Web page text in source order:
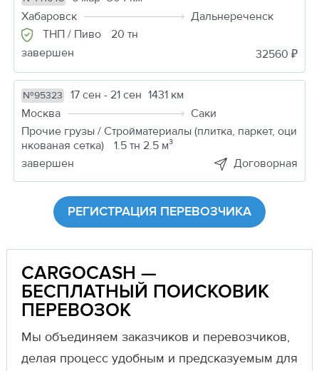
Хабаровск
Дальнереченск
ТНП / Пиво
20 тн
завершен
32560 ₽
№95323 17 сен - 21 сен 1431 км
Москва
Саки
Прочие грузы / Стройматериалы (плитка, паркет, оци
нкованая сетка)
1.5 тн 2.5 м³
завершен
Договорная
РЕГИСТРАЦИЯ ПЕРЕВОЗЧИКА
CARGOCASH —
БЕСПЛАТНЫЙ ПОИСКОВИК
ПЕРЕВОЗОК
Мы объединяем заказчиков и перевозчиков,
делая процесс удобным и предсказуемым для